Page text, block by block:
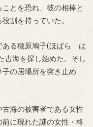
とを恐れ、彼の相棒と
割を持っていた。
ある穂原鳩子(ほばら は
古海を探し始めた。そし
の居場所を突き止め
海の被害者である女性
に現れた謎の女性・柊